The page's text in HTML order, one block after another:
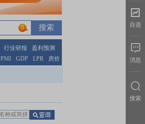
0
行业研报
盈利预测
PMI GDP LPR 房价
自选
消息
搜索